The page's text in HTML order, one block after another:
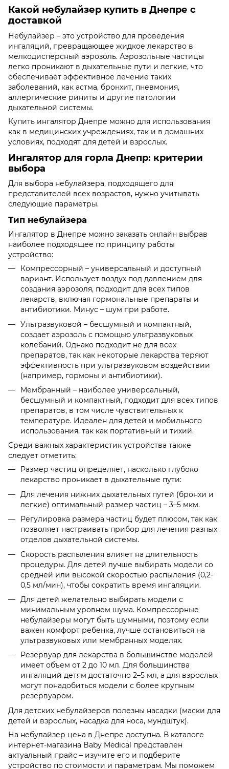
Какой небулайзер купить в Днепре с
доставкой
Небулайзер – это устройство для проведения
ингаляций, превращающее жидкое лекарство в
мелкодисперсный аэрозоль. Аэрозольные частицы
легко проникают в дыхательные пути и легкие, что
обеспечивает эффективное лечение таких
заболеваний, как астма, бронхит, пневмония,
аллергические риниты и другие патологии
дыхательной системы.
Купить ингалятор Днепре можно для использования
как в медицинских учреждениях, так и в домашних
условиях, подходят для детей и взрослых.
Ингалятор для горла Днепр: критерии
выбора
Для выбора небулайзера, подходящего для
представителей всех возрастов, нужно учитывать
следующие параметры.
Тип небулайзера
Ингалятор в Днепре можно заказать онлайн выбрав
наиболее подходящее по принципу работы
устройство:
Компрессорный – универсальный и доступный
вариант. Использует воздух под давлением для
создания аэрозоля, подходит для всех типов
лекарств, включая гормональные препараты и
антибиотики. Минус – шум при работе.
Ультразвуковой – бесшумный и компактный,
создает аэрозоль с помощью ультразвуковых
колебаний. Однако подходит не для всех
препаратов, так как некоторые лекарства теряют
эффективность при ультразвуковом воздействии
(например, гормоны и антибиотики).
Мембранный – наиболее универсальный,
бесшумный и компактный, подходит для всех типов
препаратов, в том числе чувствительных к
температуре. Идеален для детей и мобильного
использования, так как портативный и тихий.
Среди важных характеристик устройства также
следует отметить:
Размер частиц определяет, насколько глубоко
лекарство проникает в дыхательные пути:
Для лечения нижних дыхательных путей (бронхи и
легкие) оптимальный размер частиц – 3–5 мкм.
Регулировка размера частиц будет плюсом, так как
позволяет настраивать прибор для лечения разных
отделов дыхательной системы.
Скорость распыления влияет на длительность
процедуры. Для детей лучше выбирать модели со
средней или высокой скоростью распыления (0,2-
0,5 мл/мин), чтобы сократить время ингаляции.
Для детей желательно выбирать модели с
минимальным уровнем шума. Компрессорные
небулайзеры могут быть шумными, поэтому если
важен комфорт ребенка, лучше остановиться на
ультразвуковых или мембранных моделях.
Резервуар для лекарства в большинстве моделей
имеет объем от 2 до 10 мл. Для большинства
ингаляций детям достаточно 2–5 мл, а для взрослых
могут понадобиться модели с более крупным
резервуаром.
Для детских небулайзеров полезны насадки (маски для
детей и взрослых, насадка для носа, мундштук).
На небулайзер цена в Днепре доступна. В каталоге
интернет-магазина Baby Medical представлен
актуальный прайс – изучите его и подберите
устройство по стоимости и параметрам. Мы поможем